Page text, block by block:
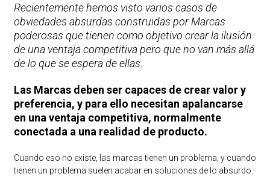
Recientemente hemos visto varios casos de
obviedades absurdas construidas por Marcas
poderosas que tienen como objetivo crear la ilusión
de una ventaja competitiva pero que no van más allá
de lo que se espera de ellas.
Las Marcas deben ser capaces de crear valor y
preferencia, y para ello necesitan apalancarse
en una ventaja competitiva, normalmente
conectada a una realidad de producto.
Cuando eso no existe, las marcas tienen un problema, y cuando
tienen un problema suelen acabar en soluciones de lo absurdo.